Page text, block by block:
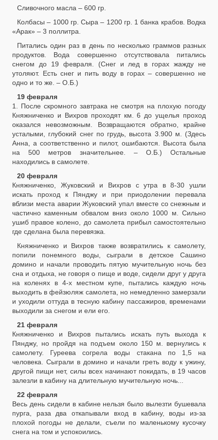
Сливочного масла – 600 гр.
Колбасы – 1000 гр. Сыра – 1200 гр. 1 банка крабов. Водка
«Арак» – 3 поллитра.
Питались один раз в день по несколько граммов разных
продуктов. Вода совершенно отсутствовала питались
снегом до 19 февраля. (Снег и лед в горах жажду не
утоляют. Есть снег и пить воду в горах – совершенно не
одно и то же. – О.Б.)
19 февраля
1. После скромного завтрака не смотря на плохую погоду
Княжниченко и Вихров проходят км. 6 до ущелья проход
оказался невозможным. Возвращаются обратно, крайне
усталыми, глубокий снег по грудь, высота 3.900 м. (Здесь
Анна, а соответственно и пилот, ошибаются. Высота была
на 500 метров значительнее. – О.Б.) Остальные
находились в самолете.
20 февраля
Княжниченко, Жуковский и Вихров с утра в 8-30 ушли
искать проход к Пянджу и при приодолении перевала
вблизи места аварии Жуковский упал вместе со снежным и
частично каменным обвалом вниз около 1000 м. Сильно
ушиб правое колено, до самолета прибыл самостоятельно
где сделана была перевязка.
Княжниченко и Вихров также возвратились к самолету,
попили понемного воды, сыграли в детское Сашино
домино и начали проводить пятую мучительную ночь без
сна и отдыха, не говоря о пище и воде, сидели друг у друга
на коленях в 4-х местном купе, пытались каждую ночь
выходить в фейзюляж самолета, но немедленно замерзали
и уходили оттуда в тесную кабину пассажиров, временами
выходили за снегом и ели его.
21 февраля
Княжниченко и Вихров пытались искать путь выхода к
Пянджу, но пройдя на подъем около 150 м. вернулись к
самолету. Гуреева согрела воды стакана по 1,5 на
человека. Сыграли в домино и начали греть воду к ужину,
другой пищи нет, силы всех начинают покидать, в 19 часов
залезли в кабину на длительную мучительную ночь...
22 февраля
Весь день сидели в кабине нельзя было вылезти бушевала
пурга, раза два откапывали вход в кабину, воды из-за
плохой погоды не делали, съели по маленькому кусочку
снега на том и успокоились.